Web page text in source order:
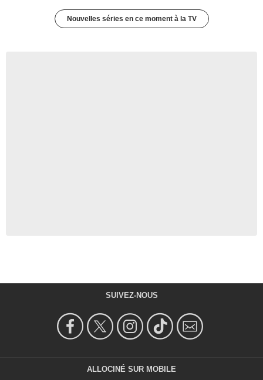
Nouvelles séries en ce moment à la TV
SUIVEZ-NOUS
ALLOCINÉ SUR MOBILE